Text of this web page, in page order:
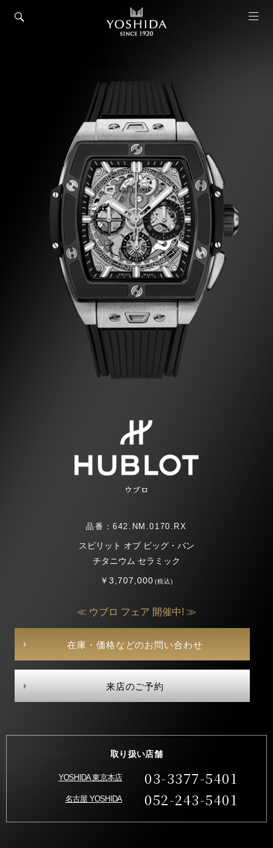
ウブロ
品番：642.NM.0170.RX
スピリット オブ ビッグ・バン
チタニウム セラミック
￥3,707,000(税込)
≪ ウブロ フェア 開催中! ≫
在庫・価格などのお問い合わせ
来店のご予約
取り扱い店舗
YOSHIDA 東京本店 03-3377-5401
名古屋 YOSHIDA 052-243-5401